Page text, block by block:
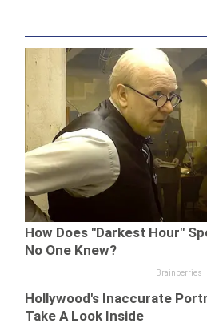
Mamă și sugar
suspecți de
coronavirus,
aduși la Spital